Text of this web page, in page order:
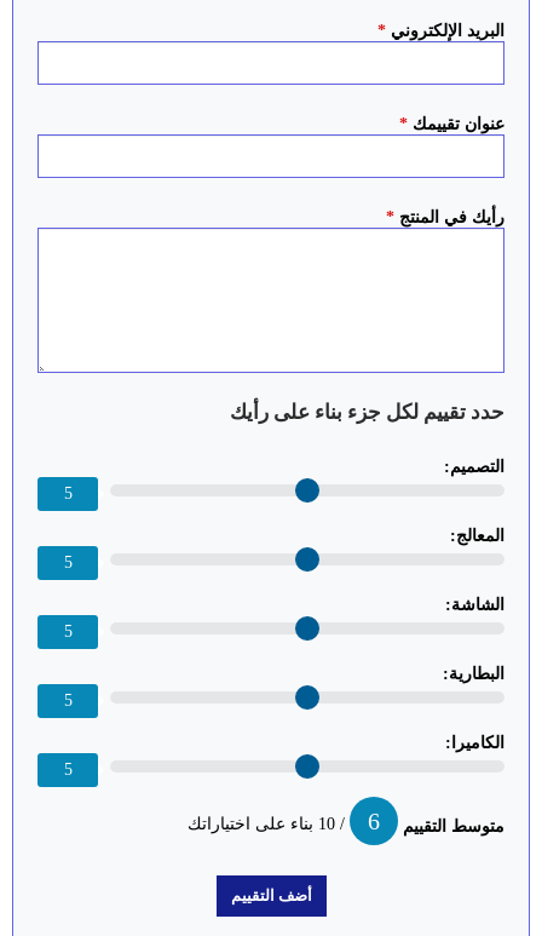
البريد الإلكتروني *
عنوان تقييمك *
رأيك في المنتج *
حدد تقييم لكل جزء بناء على رأيك
التصميم:
5
المعالج:
5
الشاشة:
5
البطارية:
5
الكاميرا:
5
متوسط التقييم 6 / 10 بناء على اختياراتك